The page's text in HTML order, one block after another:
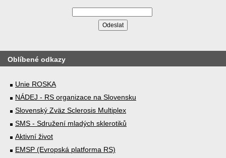
Oblíbené odkazy
Unie ROSKA
NÁDEJ - RS organizace na Slovensku
Slovenský Zväz Sclerosis Multiplex
SMS - Sdružení mladých sklerotiků
Aktivní život
EMSP (Evropská platforma RS)